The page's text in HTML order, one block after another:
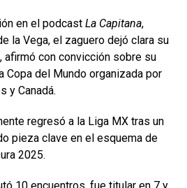
en el podcast La Capitana,
la Vega, el zaguero dejó clara su
afirmó con convicción sobre su
Copa del Mundo organizada por
y Canadá.
regresó a la Liga MX tras un
pieza clave en el esquema de
2025.
10 encuentros, fue titular en 7 y